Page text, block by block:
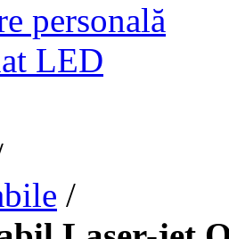
personală
LED
/